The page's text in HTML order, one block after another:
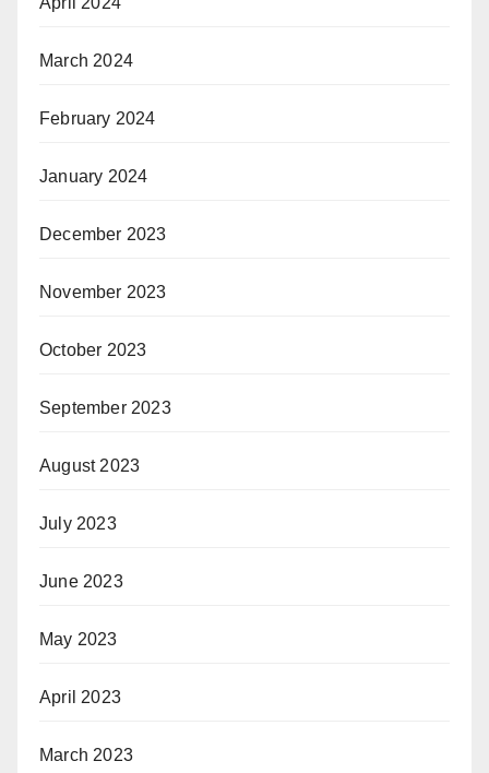
March 2024
February 2024
January 2024
December 2023
November 2023
October 2023
September 2023
August 2023
July 2023
June 2023
May 2023
April 2023
March 2023